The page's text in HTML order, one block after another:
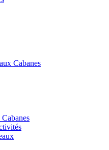
Cabanes